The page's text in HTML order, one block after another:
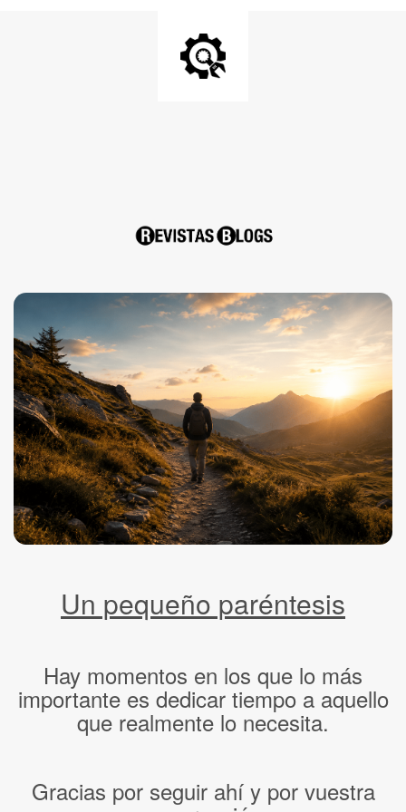
Un pequeño paréntesis
Hay momentos en los que lo más
importante es dedicar tiempo a aquello
que realmente lo necesita.
Gracias por seguir ahí y por vuestra